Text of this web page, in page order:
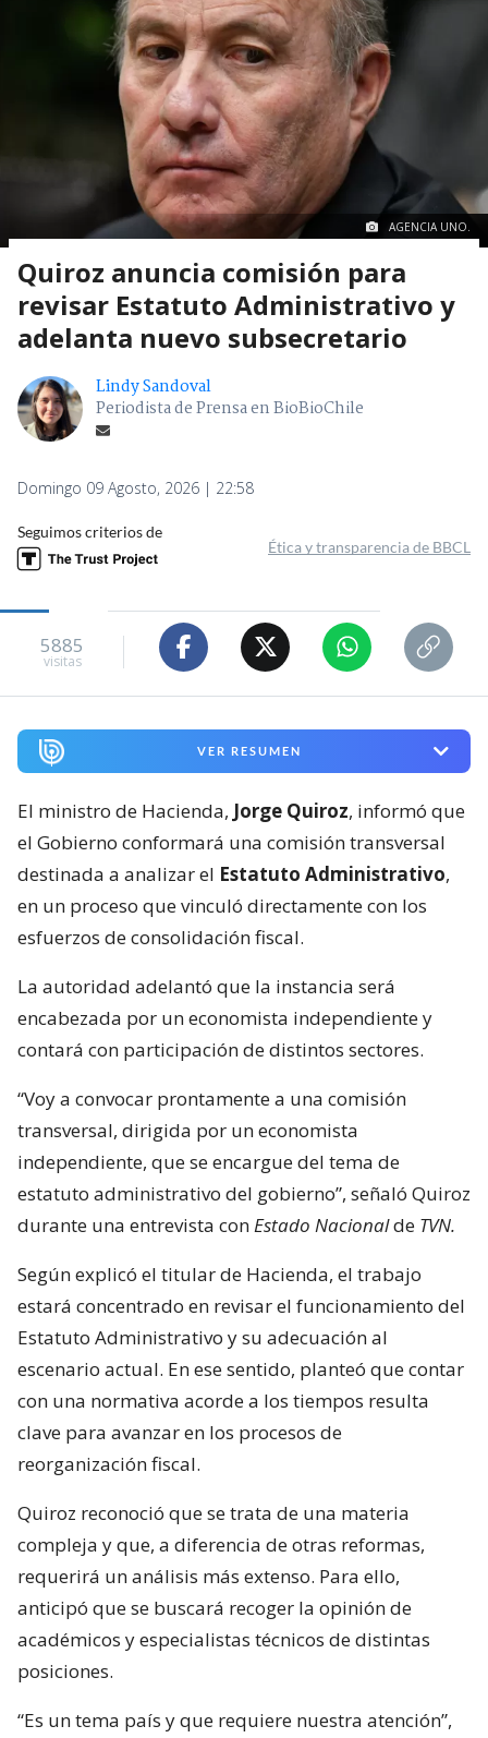
AGENCIA UNO.
Quiroz anuncia comisión para
revisar Estatuto Administrativo y
adelanta nuevo subsecretario
Lindy Sandoval
Periodista de Prensa en BioBioChile
Domingo 09 Agosto, 2026 | 22:58
Seguimos criterios de
Ética y transparencia de BBCL
5885
visitas
VER RESUMEN
El ministro de Hacienda, Jorge Quiroz, informó que
el Gobierno conformará una comisión transversal
destinada a analizar el Estatuto Administrativo,
en un proceso que vinculó directamente con los
esfuerzos de consolidación fiscal.
La autoridad adelantó que la instancia será
encabezada por un economista independiente y
contará con participación de distintos sectores.
“Voy a convocar prontamente a una comisión
transversal, dirigida por un economista
independiente, que se encargue del tema de
estatuto administrativo del gobierno”, señaló Quiroz
durante una entrevista conEstado Nacionalde TVN.
Según explicó el titular de Hacienda, el trabajo
estará concentrado en revisar el funcionamiento del
Estatuto Administrativo y su adecuación al
escenario actual. En ese sentido, planteó que contar
con una normativa acorde a los tiempos resulta
clave para avanzar en los procesos de
reorganización fiscal.
Quiroz reconoció que se trata de una materia
compleja y que, a diferencia de otras reformas,
requerirá un análisis más extenso. Para ello,
anticipó que se buscará recoger la opinión de
académicos y especialistas técnicos de distintas
posiciones.
“Es un tema país y que requiere nuestra atención”,